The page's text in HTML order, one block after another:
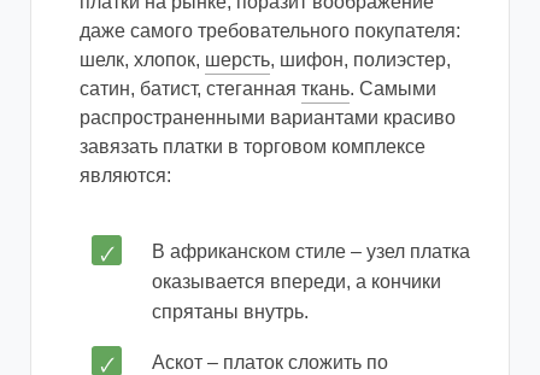
даже самого требовательного покупателя:
шелк, хлопок, шерсть, шифон, полиэстер,
сатин, батист, стеганная ткань. Самыми
распространенными вариантами красиво
завязать платки в торговом комплексе
являются:
В африканском стиле – узел платка
оказывается впереди, а кончики
спрятаны внутрь.
Аскот – платок сложить по